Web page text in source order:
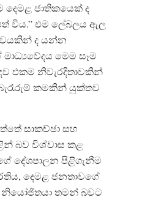
දෙමළ ජාතිකයෙක් ද
විය.” එම ලේබලය ඇල
ද යන්න
මෙම සෑම
එකම නිවැරදිතාවකින්
බැරෑරුම් කමකින් යුක්තව
සාකච්ඡා සහ
බව විශ්වාස කළ
දේශපාලන පිළිගැනීම
දෙමළ ජනතාවගේ
තමන් බවට